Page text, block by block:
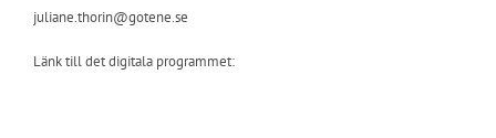
juliane.thorin@gotene.se
Länk till det digitala programmet: